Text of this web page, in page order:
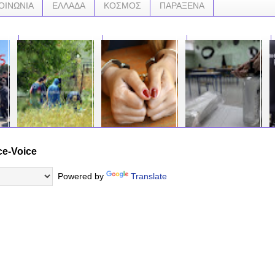
ΕΛΛΑΔΑ ΚΟΣΜΟΣ ΠΑΡΑΞΕΝΑ
Η ιστορία του Κάϊν και
ΕΓΚΛΗΜΑ ο θάνατος
του 37χρονου τα
έκλεβε κοσμήματα και
χρήματα από σπίτια
Voice
Powered by Translate